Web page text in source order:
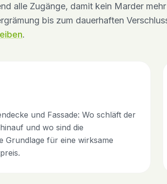
alle Zugänge, damit kein Marder
bis zum dauerhaften
.
und Fassade: Wo schläft der
und wo sind die
Grundlage für eine wirksame